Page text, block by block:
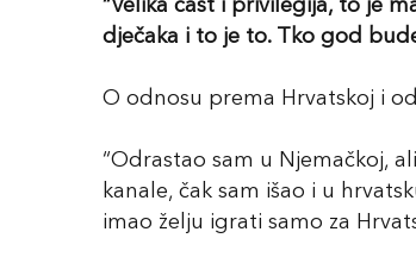
“Velika čast i privilegija, to je
dječaka i to je to. Tko god
O odnosu prema Hrvatskoj i
“Odrastao sam u Njemačkoj,
kanale, čak sam išao i u
imao želju igrati samo za